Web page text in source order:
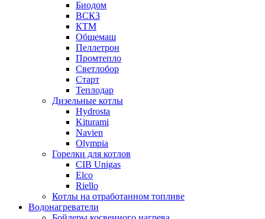
Биодом
ВСКЗ
КТМ
Общемаш
Пеллетрон
Промтепло
Светлобор
Старт
Теплодар
Дизельные котлы
Hydrosta
Kiturami
Navien
Olympia
Горелки для котлов
CIB Unigas
Elco
Riello
Котлы на отработанном топливе
Водонагреватели